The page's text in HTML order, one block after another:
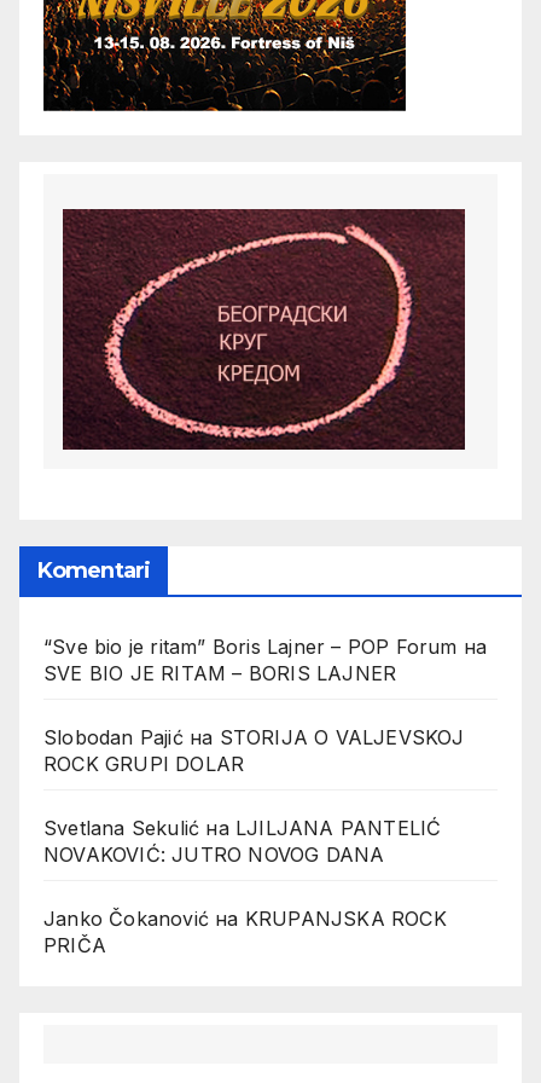
Komentari
“Sve bio je ritam” Boris Lajner – POP Forum на
SVE BIO JE RITAM – BORIS LAJNER
Slobodan Pajićна STORIJA O VALJEVSKOJ
ROCK GRUPI DOLAR
Svetlana Sekulić на LJILJANA PANTELIĆ
NOVAKOVIĆ: JUTRO NOVOG DANA
Janko Čokanović на KRUPANJSKA ROCK
PRIČA